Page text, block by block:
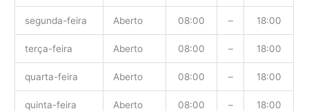
segunda-feira Aberto 08:00 – 18:00
terça-feira Aberto 08:00 – 18:00
quarta-feira Aberto 08:00 – 18:00
quinta-feira Aberto 08:00 – 18:00